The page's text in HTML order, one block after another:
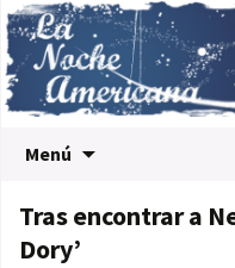
Menú
Tras encontrar a
Dory’